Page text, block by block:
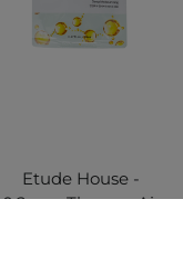
Etude House -
0.2mm Therapy Air